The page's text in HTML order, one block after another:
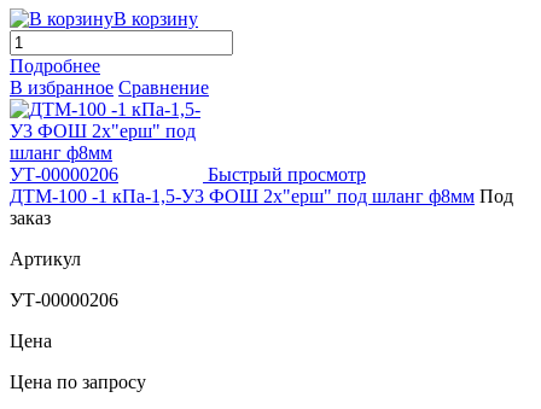
В корзину
Подробнее
В избранное Сравнение
Быстрый просмотр
ДТМ-100 -1 кПа-1,5-У3 ФОШ 2х"ерш" под шланг ф8мм Под
заказ
Артикул
УТ-00000206
Цена
Цена по запросу